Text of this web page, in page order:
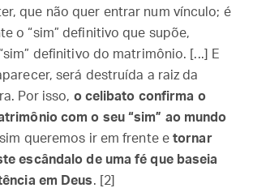
que não quer entrar num vínculo; é
o “sim” definitivo que supõe,
definitivo do matrimônio. [...] E
será destruída a raiz da
Por isso, o celibato confirma o
com o seu “sim” ao mundo
queremos ir em frente etornar
escândalo de uma fé que baseia
em Deus. [2]